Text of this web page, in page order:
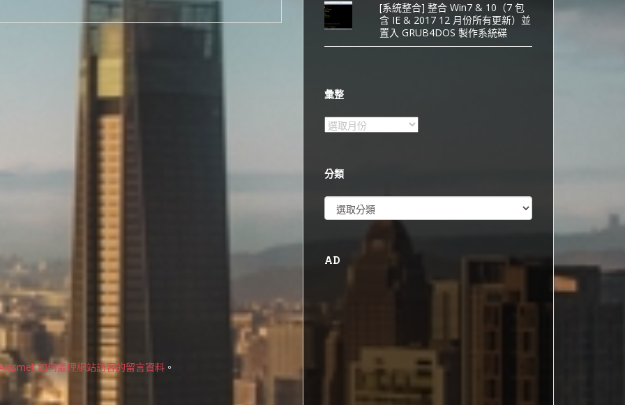
如何處理網站訪客的留言資料 。
[系統整合] 整合 Win7 & 10（7 包
含 IE & 2017 12 月份所有更新）並
置入 GRUB4DOS 製作系統碟
彙整
彙
分類
類
AD